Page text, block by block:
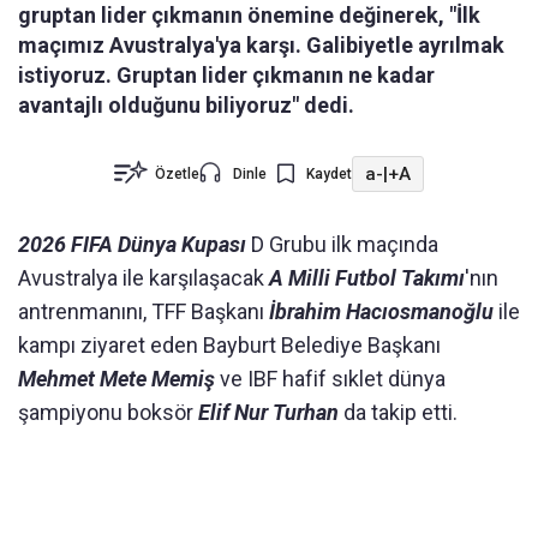
gruptan lider çıkmanın önemine değinerek, "İlk
maçımız Avustralya'ya karşı. Galibiyetle ayrılmak
istiyoruz. Gruptan lider çıkmanın ne kadar
avantajlı olduğunu biliyoruz" dedi.
Özetle Dinle Kaydet a-|+A
2026 FIFA Dünya Kupası D Grubu ilk maçında
Avustralya ile karşılaşacakA Milli Futbol Takımı'nın
antrenmanını, TFF Başkanı İbrahim Hacıosmanoğlu ile
kampı ziyaret eden Bayburt Belediye Başkanı
Mehmet Mete Memişve IBF hafif sıklet dünya
şampiyonu boksörElif Nur Turhan da takip etti.